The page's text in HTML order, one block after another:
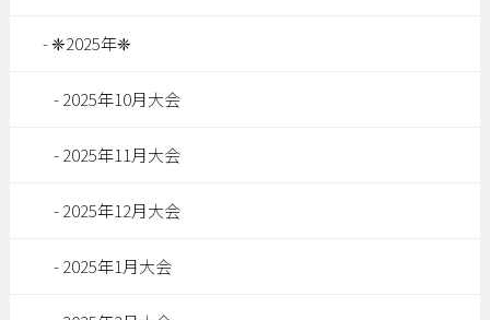
❈2025年❈
2025年10月大会
2025年11月大会
2025年12月大会
2025年1月大会